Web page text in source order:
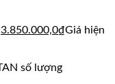
3.850.000,0₫Giá hiện
số lượng